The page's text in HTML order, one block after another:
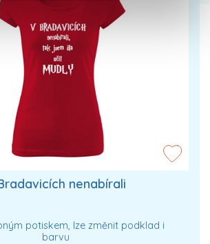
nenabírali
potiskem, lze změnit podklad i
barvu